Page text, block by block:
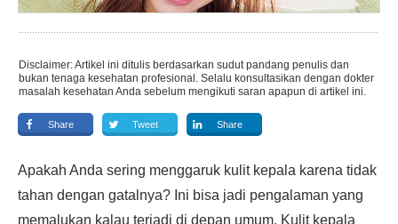
Disclaimer: Artikel ini ditulis berdasarkan sudut pandang penulis dan
bukan tenaga kesehatan profesional. Selalu konsultasikan dengan dokter
masalah kesehatan Anda sebelum mengikuti saran apapun di artikel ini.
Share Tweet Share
Apakah Anda sering menggaruk kulit kepala karena tidak
tahan dengan gatalnya? Ini bisa jadi pengalaman yang
memalukan kalau terjadi di depan umum. Kulit kepala